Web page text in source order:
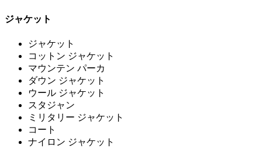
ジャケット
ジャケット
コットン ジャケット
マウンテン パーカ
ダウン ジャケット
ウール ジャケット
スタジャン
ミリタリー ジャケット
コート
ナイロン ジャケット